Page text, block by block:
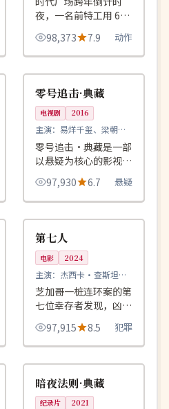
夜，一名前特工用 60
秒在百万人群中辨认出
17 个伪装的恐怖分
子。
98,373 7.9 动作
中国
99:51
零号追击·典藏
电视剧 2016
主演： 易烊千玺、梁朝伟
等
零号追击·典藏是一部
以悬疑为核心的影视作
品，围绕危机、反转与
人物成长展开，整体节
奏紧凑，值得推荐观
看。
97,930 6.7 悬疑
美国
连载中 99:58
第七人
电影 2024
主演： 杰西卡·查斯坦、
蒂莫西·查拉梅 等
芝加哥一桩连环案的第
七位幸存者发现，凶手
留下的每条线索都是写
给她一个人的告白信。
97,915 8.5 犯罪
中国
99:46
暗夜法则·典藏
纪录片 2021